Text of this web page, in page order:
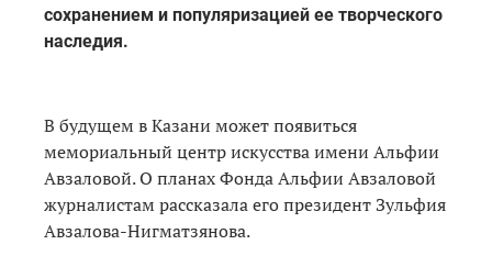
сохранением и популяризацией ее творческого
наследия.
В будущем в Казани может появиться
мемориальный центр искусства имени Альфии
Авзаловой. О планах Фонда Альфии Авзаловой
журналистам рассказала его президент Зульфия
Авзалова-Нигматзянова.